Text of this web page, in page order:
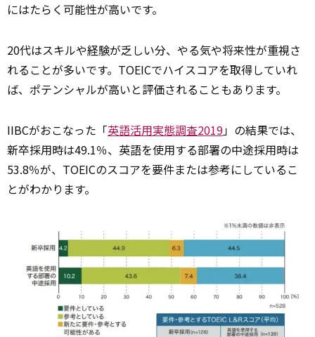
にはたらく可能性が高いです。
20代はスキルや経験が乏しい分、やる気や将来性が重視さ
れることが多いです。TOEICでハイスコアを取得していれ
ば、ポテンシャルが高いと評価されることもあります。
IIBCがおこなった「英語活用実態調査2019」の結果では、
新卒採用時は49.1％、英語を使用する部署の中途採用時は
53.8％が、TOEICのスコアを要件または参考にしているこ
とがわかります。